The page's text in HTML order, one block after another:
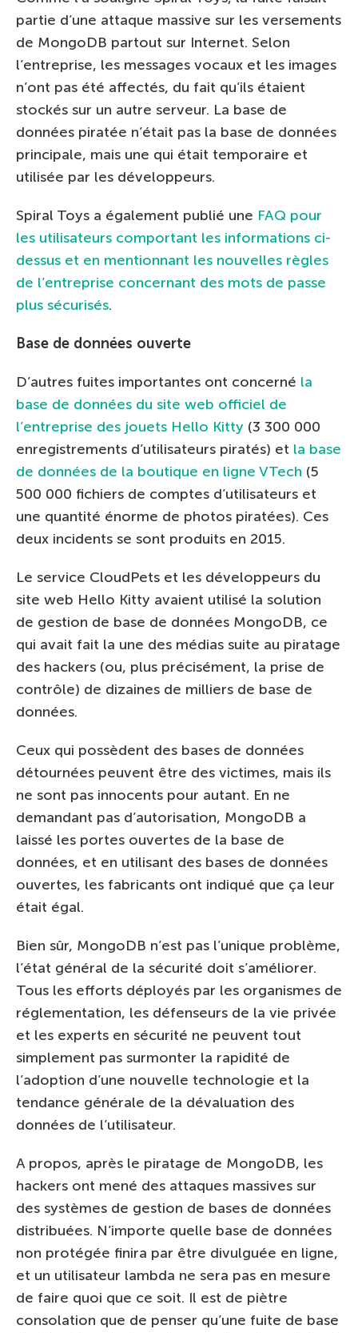
partie d’une attaque massive sur les versements
de MongoDB partout sur Internet. Selon
l’entreprise, les messages vocaux et les images
n’ont pas été affectés, du fait qu’ils étaient
stockés sur un autre serveur. La base de
données piratée n’était pas la base de données
principale, mais une qui était temporaire et
utilisée par les développeurs.
Spiral Toys a également publié une FAQ pour
les utilisateurs comportant les informations ci-
dessus et en mentionnant les nouvelles règles
de l’entreprise concernant des mots de passe
plus sécurisés.
Base de données ouverte
D’autres fuites importantes ont concerné la
base de données du site web officiel de
l’entreprise des jouets Hello Kitty (3 300 000
enregistrements d’utilisateurs piratés) et la base
de données de la boutique en ligne VTech (5
500 000 fichiers de comptes d’utilisateurs et
une quantité énorme de photos piratées). Ces
deux incidents se sont produits en 2015.
Le service CloudPets et les développeurs du
site web Hello Kitty avaient utilisé la solution
de gestion de base de données MongoDB, ce
qui avait fait la une des médias suite au piratage
des hackers (ou, plus précisément, la prise de
contrôle) de dizaines de milliers de base de
données.
Ceux qui possèdent des bases de données
détournées peuvent être des victimes, mais ils
ne sont pas innocents pour autant. En ne
demandant pas d’autorisation, MongoDB a
laissé les portes ouvertes de la base de
données, et en utilisant des bases de données
ouvertes, les fabricants ont indiqué que ça leur
était égal.
Bien sûr, MongoDB n’est pas l’unique problème,
l’état général de la sécurité doit s’améliorer.
Tous les efforts déployés par les organismes de
réglementation, les défenseurs de la vie privée
et les experts en sécurité ne peuvent tout
simplement pas surmonter la rapidité de
l’adoption d’une nouvelle technologie et la
tendance générale de la dévaluation des
données de l’utilisateur.
A propos, après le piratage de MongoDB, les
hackers ont mené des attaques massives sur
des systèmes de gestion de bases de données
distribuées. N’importe quelle base de données
non protégée finira par être divulguée en ligne,
et un utilisateur lambda ne sera pas en mesure
de faire quoi que ce soit. Il est de piètre
consolation que de penser qu’une fuite de base